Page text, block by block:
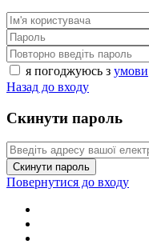
я погоджуюсь з умови
Назад до входу
Скинути пароль
Скинути пароль
Повернутися до входу